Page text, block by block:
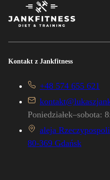
Kontakt z Jankfitness
+48 574 655 621
Poniedziałek–sobota:
aleja
80-369 Gdańsk